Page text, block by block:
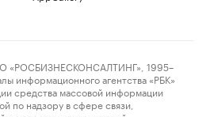
1995–
информационного агентства «РБК»
средства массовой информации
по надзору в сфере связи,